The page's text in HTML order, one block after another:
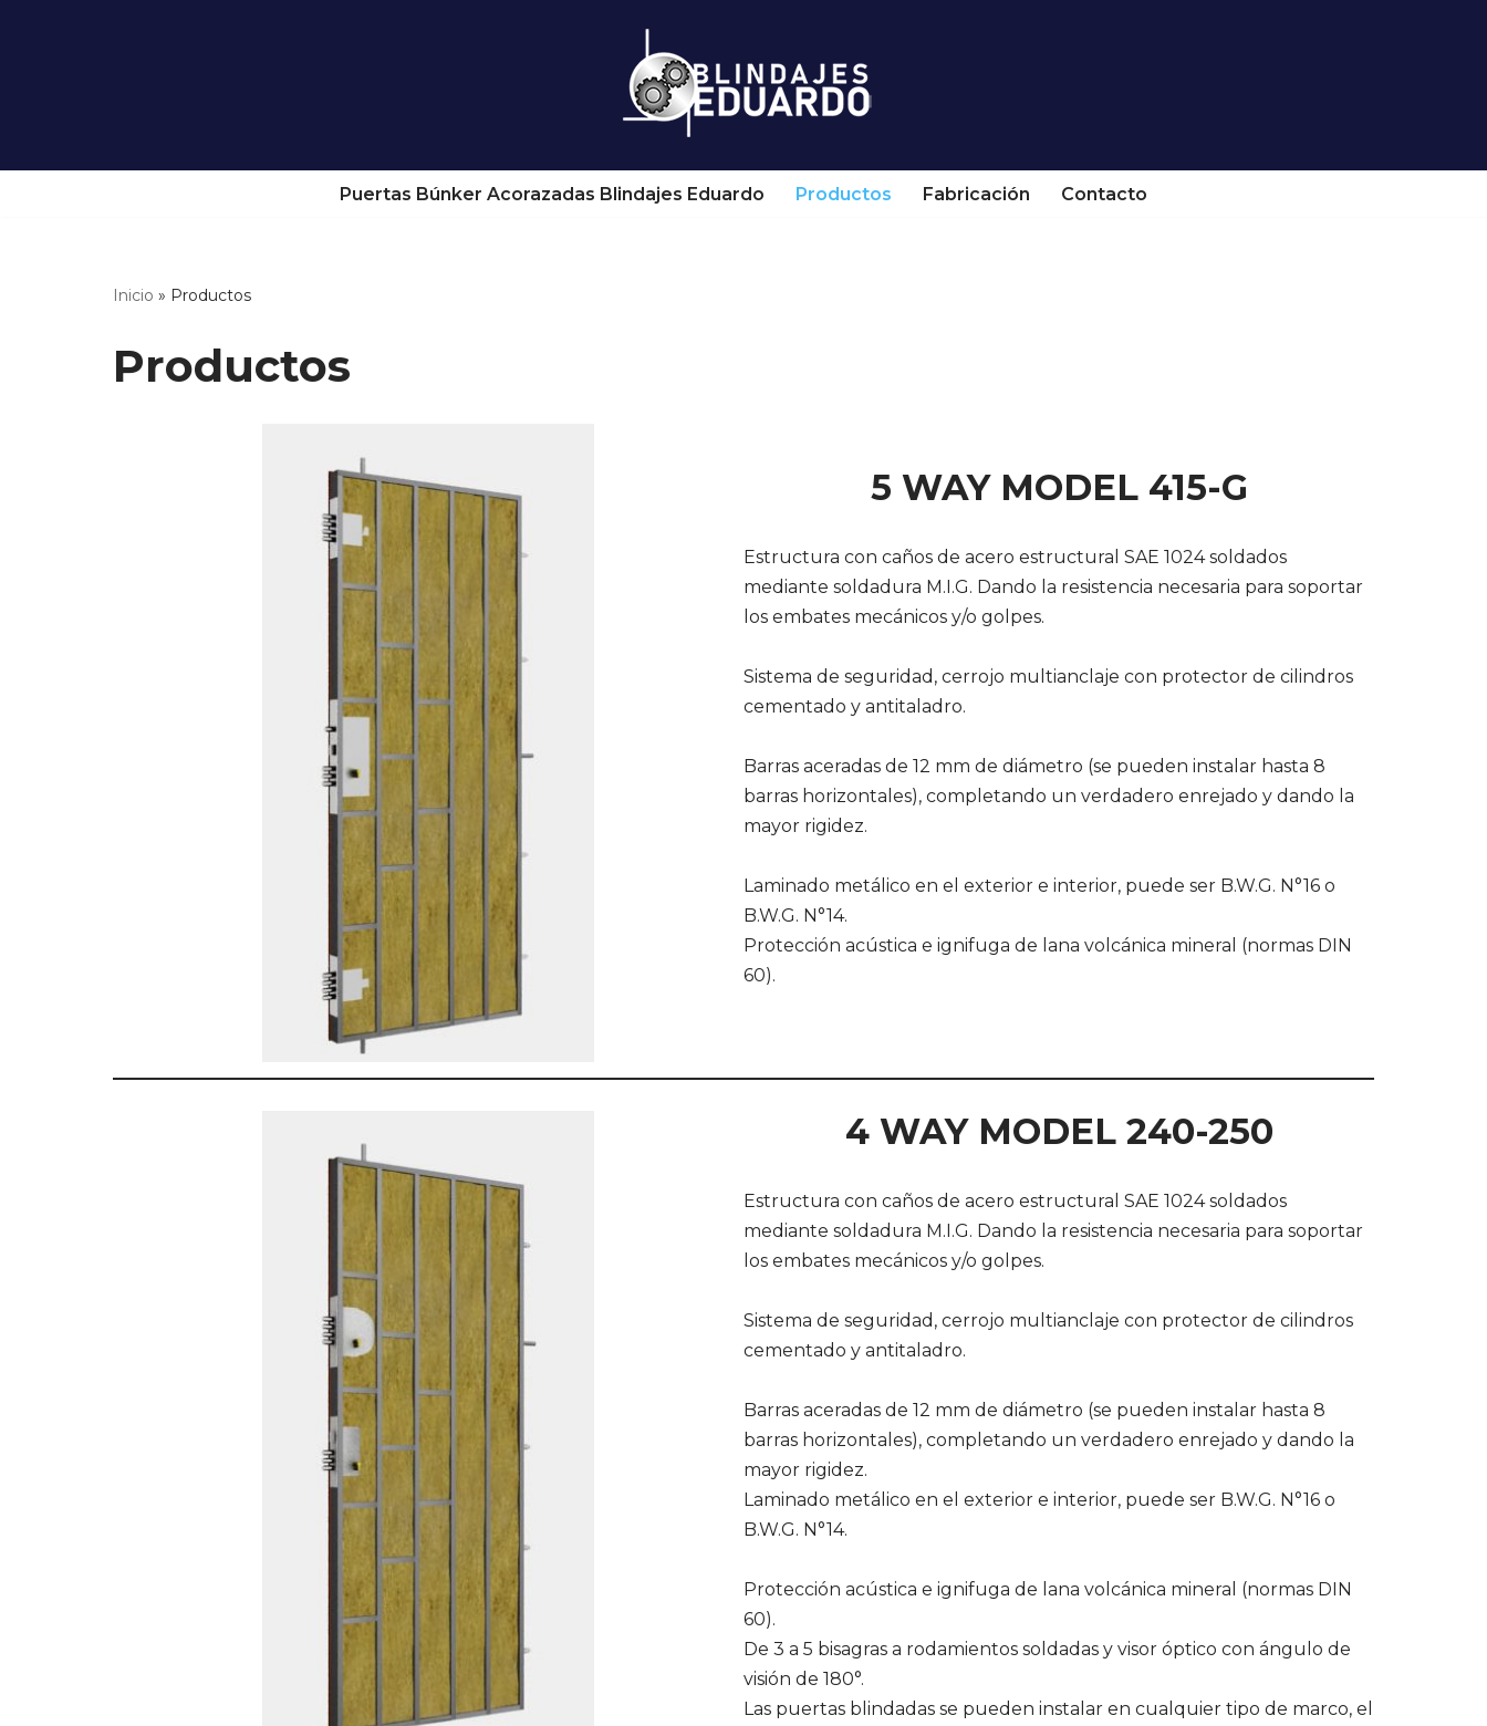
Puertas Búnker Acorazadas Blindajes Eduardo Productos Fabricación Contacto
Inicio » Productos
Productos
5 WAY MODEL 415-G
Estructura con caños de acero estructural SAE 1024 soldados
mediante soldadura M.I.G. Dando la resistencia necesaria para soportar
los embates mecánicos y/o golpes.
Sistema de seguridad, cerrojo multianclaje con protector de cilindros
cementado y antitaladro.
Barras aceradas de 12 mm de diámetro (se pueden instalar hasta 8
barras horizontales), completando un verdadero enrejado y dando la
mayor rigidez.
Laminado metálico en el exterior e interior, puede ser B.W.G. N°16 o
B.W.G. N°14.
Protección acústica e ignifuga de lana volcánica mineral (normas DIN
60).
4 WAY MODEL 240-250
Estructura con caños de acero estructural SAE 1024 soldados
mediante soldadura M.I.G. Dando la resistencia necesaria para soportar
los embates mecánicos y/o golpes.
Sistema de seguridad, cerrojo multianclaje con protector de cilindros
cementado y antitaladro.
Barras aceradas de 12 mm de diámetro (se pueden instalar hasta 8
barras horizontales), completando un verdadero enrejado y dando la
mayor rigidez.
Laminado metálico en el exterior e interior, puede ser B.W.G. N°16 o
B.W.G. N°14.
Protección acústica e ignifuga de lana volcánica mineral (normas DIN
60).
De 3 a 5 bisagras a rodamientos soldadas y visor óptico con ángulo de
visión de 180°.
Las puertas blindadas se pueden instalar en cualquier tipo de marco, el